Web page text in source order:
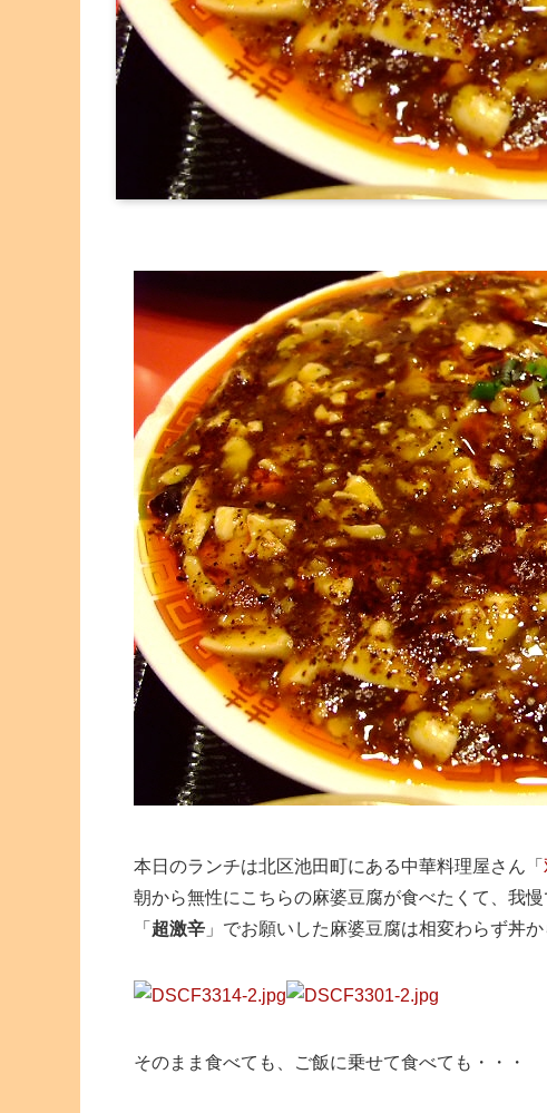
本日のランチは北区池田町にある中華料理屋さん「
朝から無性にこちらの麻婆豆腐が食べたくて、我
「 超激辛 」でお願いした麻婆豆腐は相変わらず丼
そのまま食べても、ご飯に乗せて食べても・・・